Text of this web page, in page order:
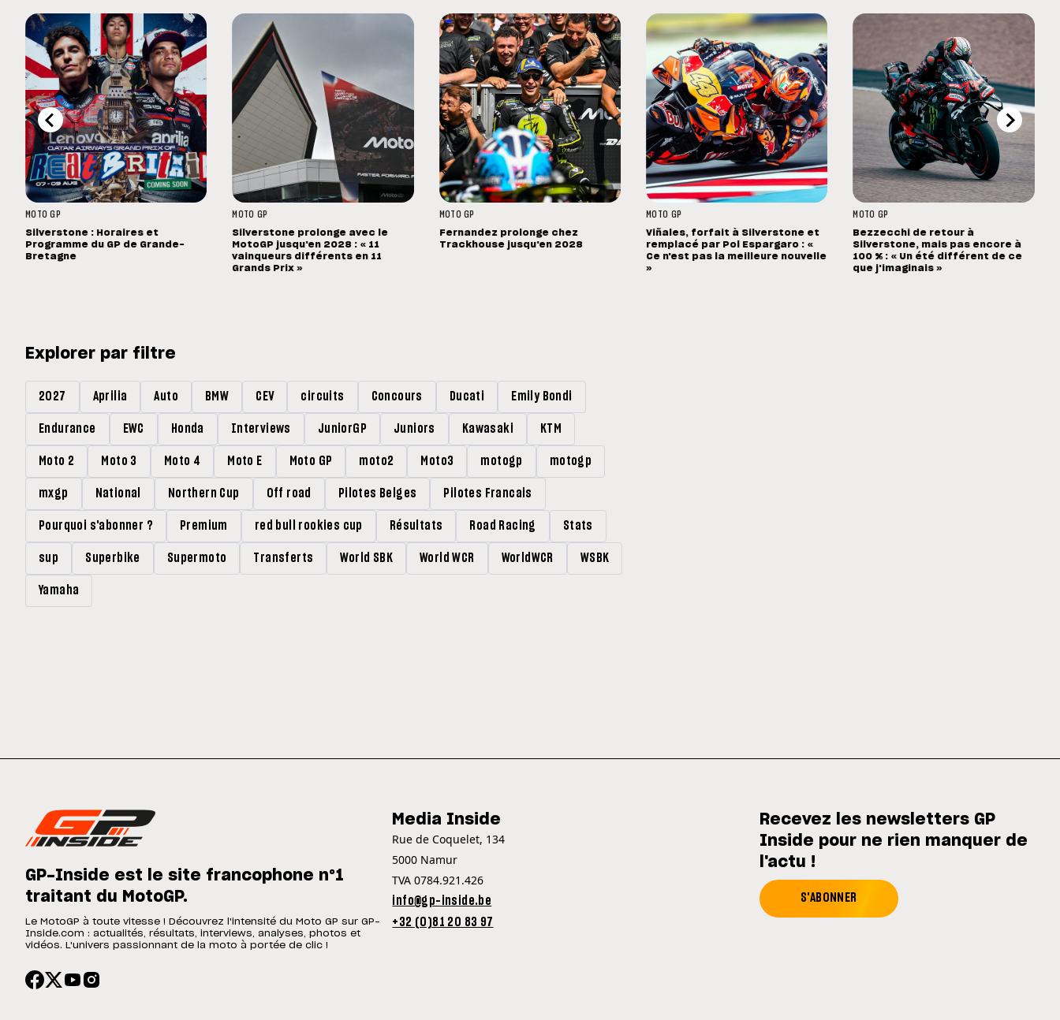
MOTO GP
Silverstone : Horaires et
Programme du GP de Grande-
Bretagne
MOTO GP
Silverstone prolonge avec le
MotoGP jusqu'en 2028 : « 11
vainqueurs différents en 11
Grands Prix »
MOTO GP
Fernandez prolonge chez
Trackhouse jusqu'en 2028
MOTO GP
Viñales, forfait à Silverstone et
remplacé par Pol Espargaro : «
Ce n'est pas la meilleure nouvelle
»
MOTO GP
Bezzecchi de retour à
Silverstone, mais pas encore à
100 % : « Un été différent de ce
que j'imaginais »
Explorer par filtre
2027 Aprilia Auto BMW CEV circuits Concours Ducati Emily Bondi
Endurance EWC Honda Interviews JuniorGP Juniors Kawasaki KTM
Moto 2 Moto 3 Moto 4 Moto E Moto GP moto2 Moto3 motogp motogp
mxgp National Northern Cup Off road Pilotes Belges Pilotes Francais
Pourquoi s'abonner ? Premium red bull rookies cup Résultats Road Racing Stats
sup Superbike Supermoto Transferts World SBK World WCR WorldWCR WSBK
Yamaha
GP-Inside est le site francophone n°1
traitant du MotoGP.
Le MotoGP à toute vitesse ! Découvrez l'intensité du Moto GP sur GP-
Inside.com : actualités, résultats, interviews, analyses, photos et
vidéos. L'univers passionnant de la moto à portée de clic !
Media Inside
Rue de Coquelet, 134
5000 Namur
TVA 0784.921.426
info@gp-inside.be
+32 (0)81 20 83 97
Recevez les newsletters GP
Inside pour ne rien manquer de
l'actu !
S'ABONNER